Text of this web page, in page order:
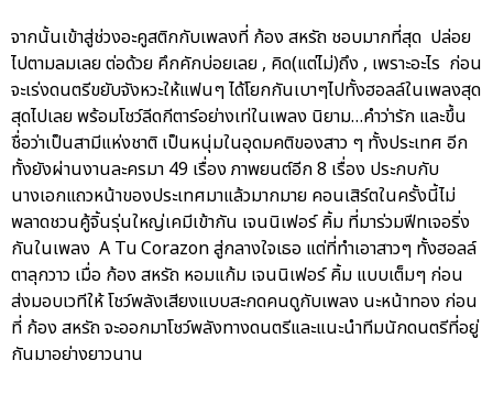
จากนั้นเข้าสู่ช่วงอะคูสติกกับเพลงที่ ก้อง สหรัถ ชอบมากที่สุด ปล่อย
ไปตามลมเลย ต่อด้วย คึกคักบ่อยเลย , คิด(แต่ไม่)ถึง , เพราะอะไร ก่อน
จะเร่งดนตรีขยับจังหวะให้แฟนๆ ได้โยกกันเบาๆไปทั้งฮอลล์ในเพลงสุด
สุดไปเลย พร้อมโชว์ลีดกีตาร์อย่างเท่ในเพลง นิยาม…คำว่ารัก และขึ้น
ชื่อว่าเป็นสามีแห่งชาติ เป็นหนุ่มในอุดมคติของสาว ๆ ทั้งประเทศ อีก
ทั้งยังผ่านงานละครมา 49 เรื่อง ภาพยนต์อีก 8 เรื่อง ประกบกับ
นางเอกแถวหน้าของประเทศมาแล้วมากมาย คอนเสิร์ตในครั้งนี้ไม่
พลาดชวนคู้จิ้นรุ่นใหญ่เคมีเข้ากัน เจนนิเฟอร์ คิ้ม ที่มาร่วมฟีทเจอริ่ง
กันในเพลง A Tu Corazon สู่กลางใจเธอ แต่ที่ทำเอาสาวๆ ทั้งฮอลล์
ตาลุกวาว เมื่อ ก้อง สหรัถ หอมแก้ม เจนนิเฟอร์ คิ้ม แบบเต็มๆ ก่อน
ส่งมอบเวทีให้ โชว์พลังเสียงแบบสะกดคนดูกับเพลง นะหน้าทอง ก่อน
ที่ ก้อง สหรัถ จะออกมาโชว์พลังทางดนตรีและแนะนำทีมนักดนตรีที่อยู่
กันมาอย่างยาวนาน